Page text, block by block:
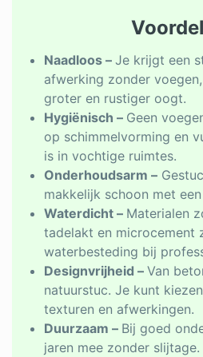
Naadloos – Je krijgt een
afwerking zonder
groter en rustiger oogt.
Hygiënisch – Geen
op schimmelvorming en
is in vochtige ruimtes.
Onderhoudsarm –
makkelijk schoon met
Waterdicht – Materialen
tadelakt en microcement
waterbesteding bij
Designvrijheid – Van
natuurstuc. Je kunt
texturen en afwerkingen.
Duurzaam – Bij goed
jaren mee zonder slijtage.